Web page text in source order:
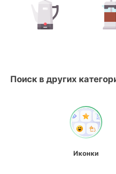
Поиск в других
Иконки